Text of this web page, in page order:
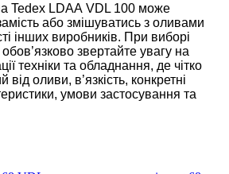
Tedex LDAА VDL 100 може
або змішуватись з оливами
інших виробників. При виборі
звертайте увагу на
техніки та обладнання, де чітко
від оливи, в’язкість, конкретні
умови застосування та